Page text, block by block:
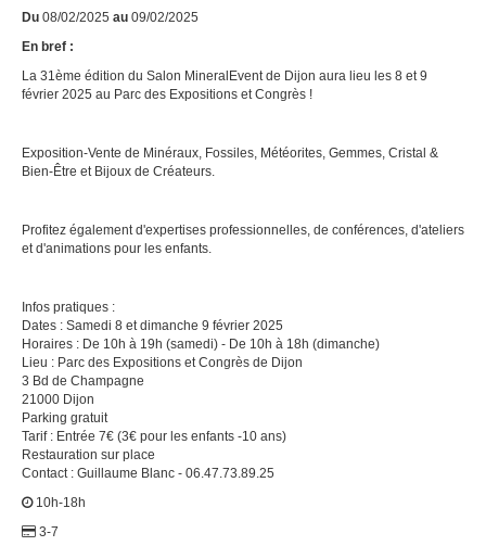
Du 08/02/2025 au 09/02/2025
En bref :
La 31ème édition du Salon MineralEvent de Dijon aura lieu les 8 et 9
février 2025 au Parc des Expositions et Congrès !
Exposition-Vente de Minéraux, Fossiles, Météorites, Gemmes, Cristal &
Bien-Être et Bijoux de Créateurs.
Profitez également d'expertises professionnelles, de conférences, d'ateliers
et d'animations pour les enfants.
Infos pratiques :
Dates : Samedi 8 et dimanche 9 février 2025
Horaires : De 10h à 19h (samedi) - De 10h à 18h (dimanche)
Lieu : Parc des Expositions et Congrès de Dijon
3 Bd de Champagne
21000 Dijon
Parking gratuit
Tarif : Entrée 7€ (3€ pour les enfants -10 ans)
Restauration sur place
Contact : Guillaume Blanc - 06.47.73.89.25
10h-18h
3-7